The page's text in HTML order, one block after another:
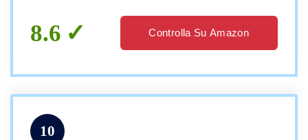
8.6 Controlla Su Amazon
10